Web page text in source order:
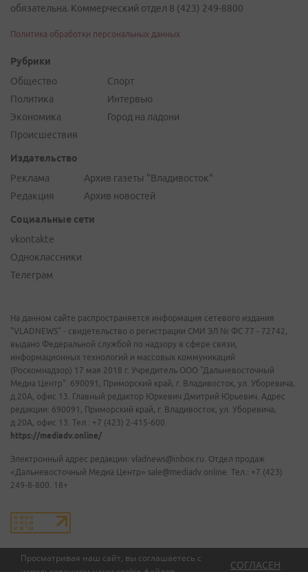
Просматривая наш сайт, вы соглашаетесь с
СОГЛАСЕН
обязательна. Коммерческий отдел 8 (423) 249-8800
Политика обработки персональных данных
Рубрики
Общество
Политика
Экономика
Происшествия
Спорт
Интервью
Город на ладони
Издательство
Реклама
Редакция
Архив газеты "Владивосток"
Архив новостей
Социальные сети
vkontakte
Одноклассники
Телеграм
На данном сайте распространяется информация сетевого издания
"VLADNEWS" - свидетельство о регистрации СМИ ЭЛ № ФС 77 - 72742,
выдано Федеральной службой по надзору в сфере связи,
информационных технологий и массовых коммуникаций
(Роскомнадзор) 17 мая 2018 г. Учредитель ООО "Дальневосточный
Медиа Центр". 690091, Приморский край, г. Владивосток, ул. Уборевича,
д.20А, офис 13. Главный редактор Юркевич Дмитрий Юрьевич. Адрес
редакции: 690091, Приморский край, г. Владивосток, ул. Уборевича,
д.20А, офис 13. Тел.: +7 (423) 2-415-600.
https://mediadv.online/
Электронный адрес редакции: vladnews@inbox.ru. Отдел продаж
«Дальневосточный Медиа Центр» sale@mediadv.online. Тел.: +7 (423)
249-8-800. 18+